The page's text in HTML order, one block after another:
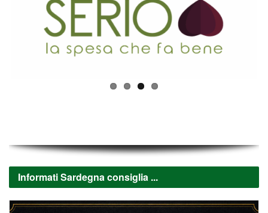
Informati Sardegna consiglia ...